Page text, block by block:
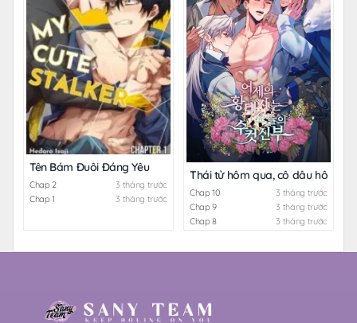
Tên Bám Đuôi Đáng Yêu
Chap 2
3 tháng trước
Chap 1
3 tháng trước
Thái tử hôm qua, cô dâu hôm
Chap 10
3 tháng trước
Chap 9
3 tháng trước
Chap 8
3 tháng trước